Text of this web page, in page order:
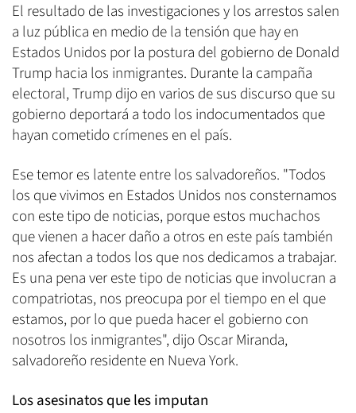
El resultado de las investigaciones y los arrestos salen
a luz pública en medio de la tensión que hay en
Estados Unidos por la postura del gobierno de Donald
Trump hacia los inmigrantes. Durante la campaña
electoral, Trump dijo en varios de sus discurso que su
gobierno deportará a todo los indocumentados que
hayan cometido crímenes en el país.
Ese temor es latente entre los salvadoreños. "Todos
los que vivimos en Estados Unidos nos consternamos
con este tipo de noticias, porque estos muchachos
que vienen a hacer daño a otros en este país también
nos afectan a todos los que nos dedicamos a trabajar.
Es una pena ver este tipo de noticias que involucran a
compatriotas, nos preocupa por el tiempo en el que
estamos, por lo que pueda hacer el gobierno con
nosotros los inmigrantes", dijo Oscar Miranda,
salvadoreño residente en Nueva York.
Los asesinatos que les imputan